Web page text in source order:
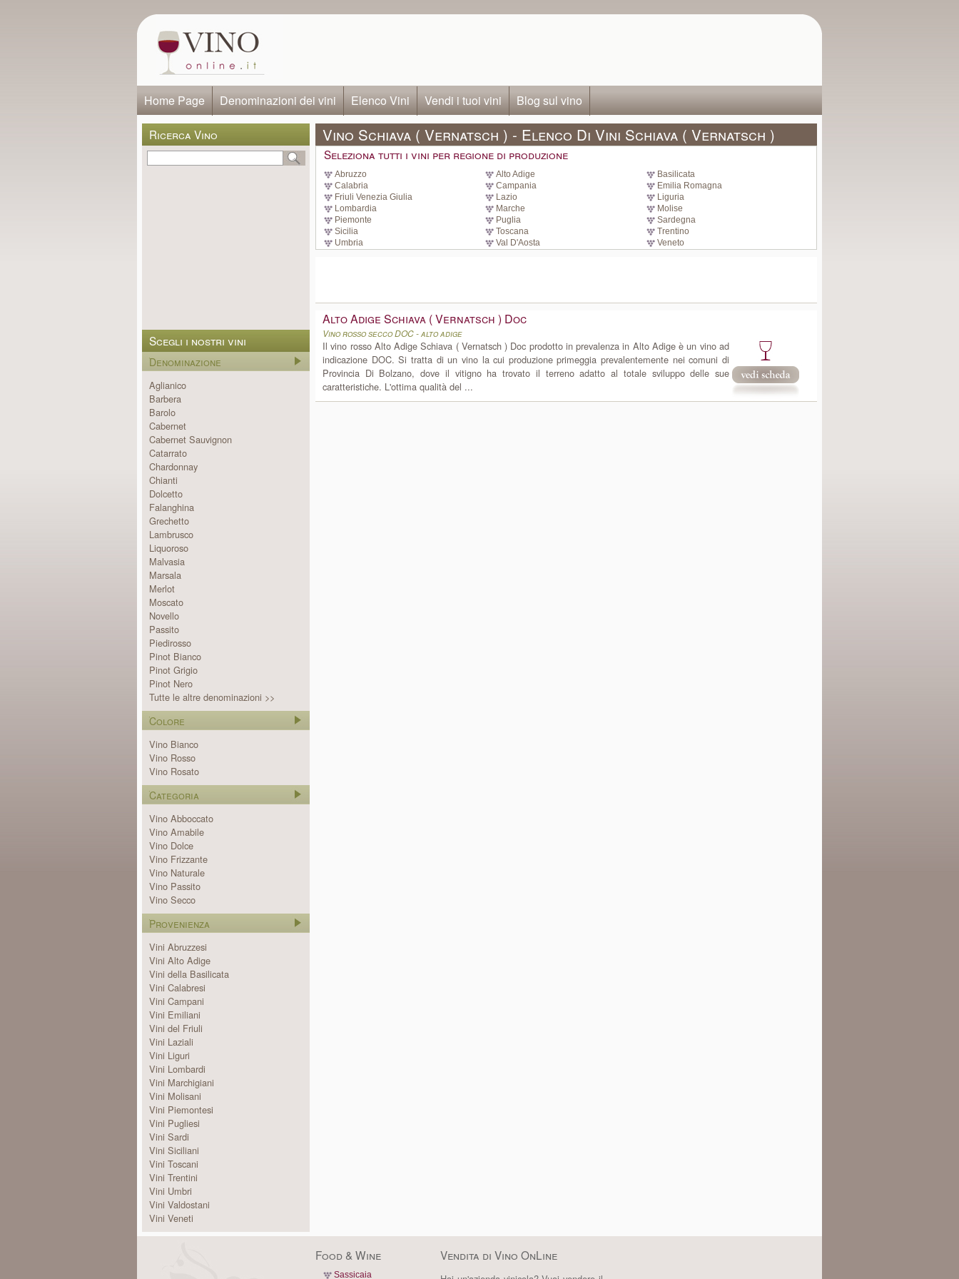
Home Page Denominazioni dei vini Elenco Vini Vendi i tuoi vini Blog sul vino
Ricerca Vino
Scegli i nostri vini
Denominazione
Aglianico
Barbera
Barolo
Cabernet
Cabernet Sauvignon
Catarrato
Chardonnay
Chianti
Dolcetto
Falanghina
Grechetto
Lambrusco
Liquoroso
Malvasia
Marsala
Merlot
Moscato
Novello
Passito
Piedirosso
Pinot Bianco
Pinot Grigio
Pinot Nero
Tutte le altre denominazioni >>
Colore
Vino Bianco
Vino Rosso
Vino Rosato
Categoria
Vino Abboccato
Vino Amabile
Vino Dolce
Vino Frizzante
Vino Naturale
Vino Passito
Vino Secco
Provenienza
Vini Abruzzesi
Vini Alto Adige
Vini della Basilicata
Vini Calabresi
Vini Campani
Vini Emiliani
Vini del Friuli
Vini Laziali
Vini Liguri
Vini Lombardi
Vini Marchigiani
Vini Molisani
Vini Piemontesi
Vini Pugliesi
Vini Sardi
Vini Siciliani
Vini Toscani
Vini Trentini
Vini Umbri
Vini Valdostani
Vini Veneti
Vino Schiava ( Vernatsch ) - Elenco Di Vini Schiava ( Vernatsch )
Seleziona tutti i vini per regione di produzione
Abruzzo Alto Adige
Basilicata
Calabria
Campania
Emilia Romagna
Friuli Venezia Giulia
Lazio
Liguria
Lombardia
Marche
Molise
Piemonte
Puglia
Sardegna
Sicilia
Toscana
Trentino
Umbria
Val D'Aosta Veneto
Alto Adige Schiava ( Vernatsch ) Doc
Vino rosso secco DOC - alto adige
Il vino rosso Alto Adige Schiava ( Vernatsch ) Doc prodotto in prevalenza in Alto Adige è un vino ad
indicazione DOC. Si tratta di un vino la cui produzione primeggia prevalentemente nei comuni di
Provincia Di Bolzano, dove il vitigno ha trovato il terreno adatto al totale sviluppo delle sue
caratteristiche. L'ottima qualità del ...
Food & Wine
Sassicaia
Vendita di Vino OnLine